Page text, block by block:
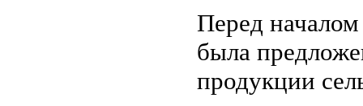
Перед
была
продукции